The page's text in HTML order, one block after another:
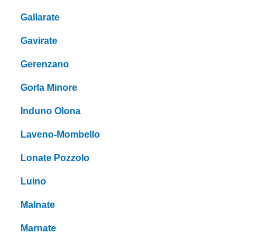
Gallarate
Gavirate
Gerenzano
Gorla Minore
Induno Olona
Laveno-Mombello
Lonate Pozzolo
Luino
Malnate
Marnate